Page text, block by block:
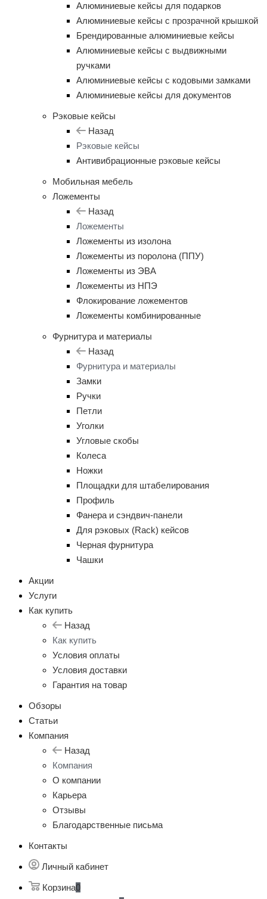
Алюминиевые кейсы для подарков
Алюминиевые кейсы с прозрачной крышкой
Брендированные алюминиевые кейсы
Алюминиевые кейсы с выдвижными
ручками
Алюминиевые кейсы с кодовыми замками
Алюминиевые кейсы для документов
Рэковые кейсы
Назад
Рэковые кейсы
Антивибрационные рэковые кейсы
Мобильная мебель
Ложементы
Назад
Ложементы
Ложементы из изолона
Ложементы из поролона (ППУ)
Ложементы из ЭВА
Ложементы из НПЭ
Флокирование ложементов
Ложементы комбинированные
Фурнитура и материалы
Назад
Фурнитура и материалы
Замки
Ручки
Петли
Уголки
Угловые скобы
Колеса
Ножки
Площадки для штабелирования
Профиль
Фанера и сэндвич-панели
Для рэковых (Rack) кейсов
Черная фурнитура
Чашки
Акции
Услуги
Как купить
Назад
Как купить
Условия оплаты
Условия доставки
Гарантия на товар
Обзоры
Статьи
Компания
Назад
Компания
О компании
Карьера
Отзывы
Благодарственные письма
Контакты
Личный кабинет
Корзина0